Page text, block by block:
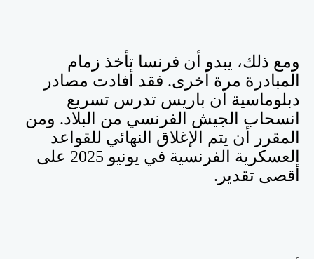
ومع ذلك، يبدو أن فرنسا تأخذ زمام
المبادرة مرة أخرى. فقد أفادت مصادر
دبلوماسية أن باريس تدرس تسريع
انسحاب الجيش الفرنسي من البلاد. ومن
المقرر أن يتم الإغلاق النهائي للقواعد
العسكرية الفرنسية في يونيو 2025 على
أقصى تقدير .